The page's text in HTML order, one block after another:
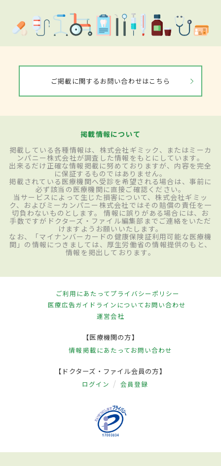
ご掲載に関するお問い合わせはこちら
掲載情報について
掲載している各種情報は、株式会社ギミック、またはミーカ
ンパニー株式会社が調査した情報をもとにしています。
出来るだけ正確な情報掲載に努めておりますが、内容を完全
に保証するものではありません。
掲載されている医療機関へ受診を希望される場合は、事前に
必ず該当の医療機関に直接ご確認ください。
当サービスによって生じた損害について、株式会社ギミッ
ク、およびミーカンパニー株式会社ではその賠償の責任を一
切負わないものとします。 情報に誤りがある場合には、お
手数ですがドクターズ・ファイル編集部までご連絡をいただ
けますようお願いいたします。
なお、「マイナンバーカードの健康保険証利用可能な医療機
関」の情報につきましては、厚生労働省の情報提供のもと、
情報を掲出しております。
ご利用にあたってプライバシーポリシー
医療広告ガイドラインについてお問い合わせ
運営会社
【医療機関の方】
情報掲載にあたってお問い合わせ
【ドクターズ・ファイル会員の方】
ログイン 会員登録